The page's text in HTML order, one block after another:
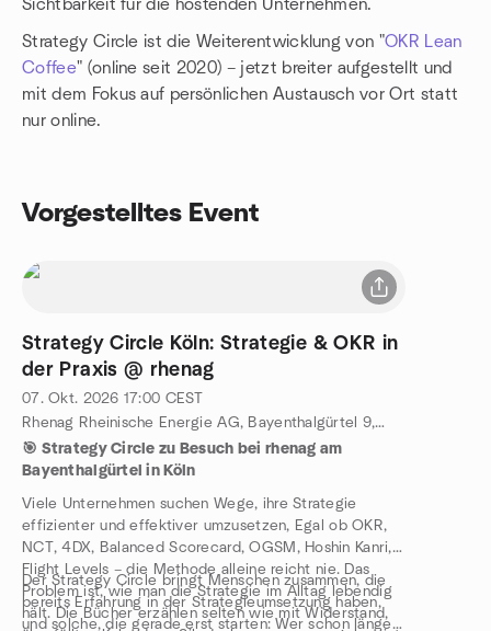
Sichtbarkeit für die hostenden Unternehmen.
Strategy Circle ist die Weiterentwicklung von "OKR Lean
Coffee" (online seit 2020) – jetzt breiter aufgestellt und
mit dem Fokus auf persönlichen Austausch vor Ort statt
nur online.
Vorgestelltes Event
Strategy Circle Köln: Strategie & OKR in
der Praxis @ rhenag
07. Okt. 2026 17:00 CEST
Rhenag Rheinische Energie AG, Bayenthalgürtel 9, Köln, DE
🎯 Strategy Circle zu Besuch bei rhenag am
Bayenthalgürtel in Köln
Viele Unternehmen suchen Wege, ihre Strategie
effizienter und effektiver umzusetzen, Egal ob OKR,
NCT, 4DX, Balanced Scorecard, OGSM, Hoshin Kanri,
Flight Levels – die Methode alleine reicht nie. Das
Problem ist, wie man die Strategie im Alltag lebendig
hält. Die Bücher erzählen selten wie mit Widerstand,
Der Strategy Circle bringt Menschen zusammen, die
bereits Erfahrung in der Strategieumsetzung haben,
und solche, die gerade erst starten: Wer schon länger